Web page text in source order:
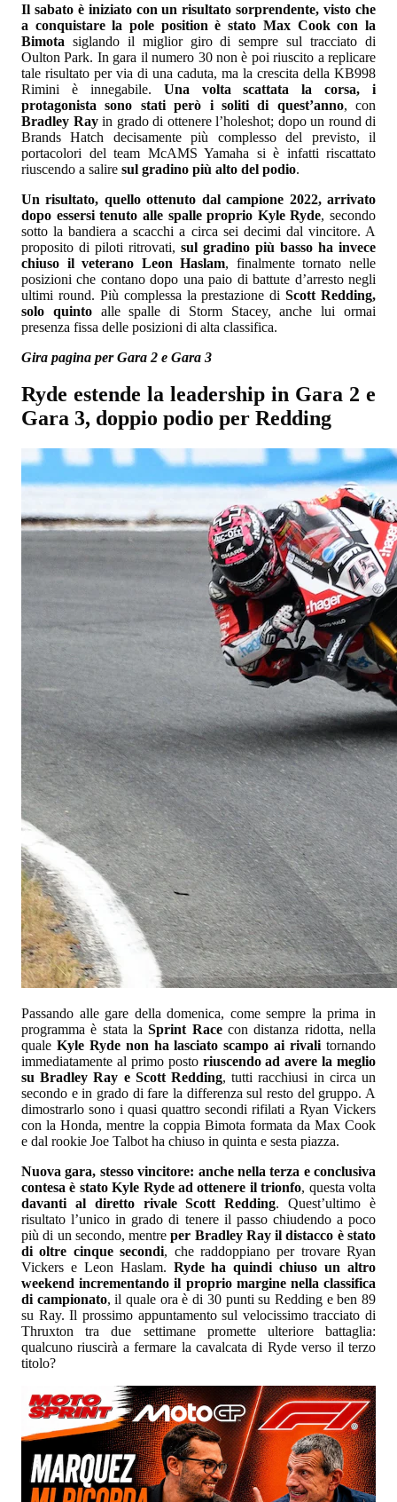
Il sabato è iniziato con un risultato sorprendente, visto che
a conquistare la pole position è stato Max Cook con la
Bimota siglando il miglior giro di sempre sul tracciato di
Oulton Park. In gara il numero 30 non è poi riuscito a replicare
tale risultato per via di una caduta, ma la crescita della KB998
Rimini è innegabile. Una volta scattata la corsa, i
protagonista sono stati però i soliti di quest’anno, con
Bradley Rayin grado di ottenere l’holeshot; dopo un round di
Brands Hatch decisamente più complesso del previsto, il
portacolori del team McAMS Yamaha si è infatti riscattato
riuscendo a salire sul gradino più alto del podio.
Un risultato, quello ottenuto dal campione 2022, arrivato
dopo essersi tenuto alle spalle proprio Kyle Ryde, secondo
sotto la bandiera a scacchi a circa sei decimi dal vincitore. A
proposito di piloti ritrovati, sul gradino più basso ha invece
chiuso il veterano Leon Haslam, finalmente tornato nelle
posizioni che contano dopo una paio di battute d’arresto negli
ultimi round. Più complessa la prestazione diScott Redding,
solo quintoalle spalle di Storm Stacey, anche lui ormai
presenza fissa delle posizioni di alta classifica.
Gira pagina per Gara 2 e Gara 3
Ryde estende la leadership in Gara 2 e
Gara 3, doppio podio per Redding
Passando alle gare della domenica, come sempre la prima in
programma è stata laSprint Racecon distanza ridotta, nella
quale Kyle Ryde non ha lasciato scampo ai rivalitornando
immediatamente al primo posto riuscendo ad avere la meglio
su Bradley Ray e Scott Redding, tutti racchiusi in circa un
secondo e in grado di fare la differenza sul resto del gruppo. A
dimostrarlo sono i quasi quattro secondi rifilati a Ryan Vickers
con la Honda, mentre la coppia Bimota formata da Max Cook
e dal rookie Joe Talbot ha chiuso in quinta e sesta piazza.
Nuova gara, stesso vincitore: anche nella terza e conclusiva
contesa è stato Kyle Ryde ad ottenere il trionfo, questa volta
davanti al diretto rivale Scott Redding. Quest’ultimo è
risultato l’unico in grado di tenere il passo chiudendo a poco
più di un secondo, mentreper Bradley Ray il distacco è stato
di oltre cinque secondi, che raddoppiano per trovare Ryan
Vickers e Leon Haslam. Ryde ha quindi chiuso un altro
weekend incrementando il proprio margine nella classifica
di campionato, il quale ora è di 30 punti su Redding e ben 89
su Ray. Il prossimo appuntamento sul velocissimo tracciato di
Thruxton tra due settimane promette ulteriore battaglia:
qualcuno riuscirà a fermare la cavalcata di Ryde verso il terzo
titolo?